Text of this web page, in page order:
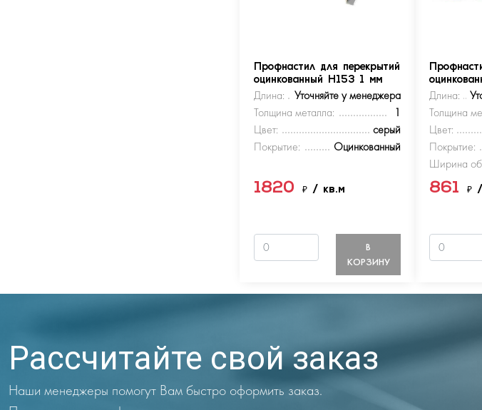
Профнастил для перекрытий
оцинкованный Н153 1 мм
Длина:
Уточняйте у менеджера
Толщина металла:
1
Цвет:
серый
Покрытие:
Оцинкованный
1820₽/ кв.м
В
КОРЗИНУ
Длина:
Толщина
Цвет:
Покрытие:
Ширина
861₽
Рассчитайте свой заказ
Наши менеджеры помогут Вам быстро оформить заказ.